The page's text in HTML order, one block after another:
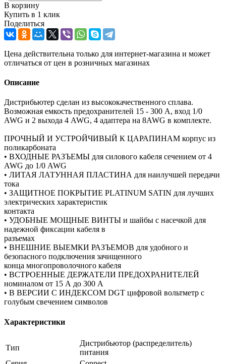
В корзину
Купить в 1 клик
Поделиться
Цена действительна только для интернет-магазина и может
отличаться от цен в розничных магазинах
Описание
Дистрибьютер сделан из высококачественного сплава.
Возможная емкость предохранителей 15 - 300 A, вход 1/0
AWG и 2 выхода 4 AWG, 4 адаптера на 8AWG в комплекте.
ПРОЧНЫЙ И УСТРОЙЧИВЫЙ К ЦАРАПИНАМ корпус из
поликарбоната
• ВХОДНЫЕ РАЗЪЕМЫ для силового кабеля сечением от 4
AWG до 1/0 AWG
• ЛИТАЯ ЛАТУННАЯ ПЛАСТИНА для наилучшей передачи
тока
• ЗАЩИТНОЕ ПОКРЫТИЕ PLATINUM SATIN для лучших
электрических характеристик
контакта
• УДОБНЫЕ МОЩНЫЕ ВИНТЫ и шайбы с насечкой для
надежной фиксации кабеля в
разъемах
• ВНЕШНИЕ ВЫЕМКИ РАЗЪЕМОВ для удобного и
безопасного подключения зачищенного
конца многопроволочного кабеля
• ВСТРОЕННЫЕ ДЕРЖАТЕЛИ ПРЕДОХРАНИТЕЛЕЙ
номиналом от 15 А до 300 А
• В ВЕРСИИ С ИНДЕКСОМ DGT цифровой вольтметр с
голубым свечением символов
Характеристики
Тип
Дистрибьютор (распределитель)
питания